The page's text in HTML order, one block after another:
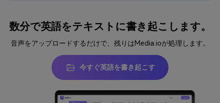
数分で英語をテキストに書き起こします。
音声をアップロードするだけで、残りはMedia.ioが処理します。
今すぐ英語を書き起こす